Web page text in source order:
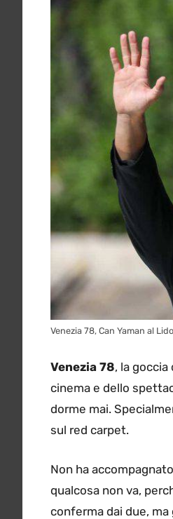
Venezia 78, Can Yaman al
Venezia 78, la
cinema e dello
dorme mai.
sul red carpet.
Non ha
qualcosa non va,
conferma dai due,